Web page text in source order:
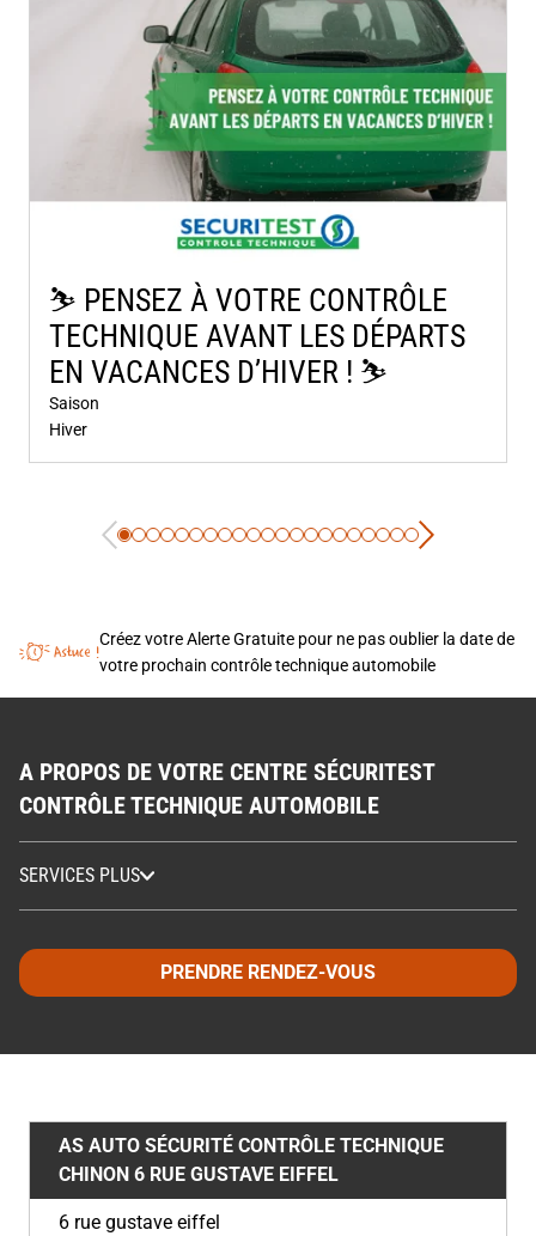
⛷️​ PENSEZ À VOTRE CONTRÔLE
TECHNIQUE AVANT LES DÉPARTS
EN VACANCES D’HIVER ! ⛷️​
Saison
Hiver
Créez votre Alerte Gratuite pour ne pas oublier la date de
votre prochain contrôle technique automobile
A PROPOS DE VOTRE CENTRE SÉCURITEST
CONTRÔLE TECHNIQUE AUTOMOBILE
SERVICES PLUS
PRENDRE RENDEZ-VOUS
AS AUTO SÉCURITÉ CONTRÔLE TECHNIQUE
CHINON 6 RUE GUSTAVE EIFFEL
6 rue gustave eiffel